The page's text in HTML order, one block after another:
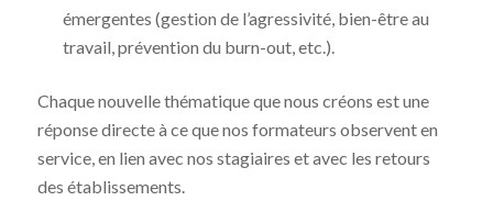
émergentes (gestion de l’agressivité, bien-être au
travail, prévention du burn-out, etc.).
Chaque nouvelle thématique que nous créons est une
réponse directe à ce que nos formateurs observent en
service, en lien avec nos stagiaires et avec les retours
des établissements.